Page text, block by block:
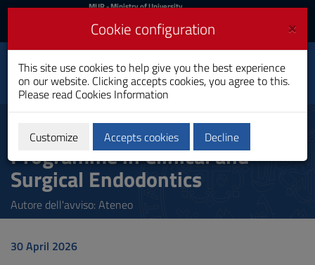
Skip
Content
to
site
navigation
Go
to
MIUR
Login
MUR- Ministry of University
Login UniCA News
Toggle
navigation
University of
Cagliari
2nd level Professional Master's
Programme in Clinical and
Surgical Endodontics
Autore dell'avviso: Ateneo
30 April 2026
×
Cookie configuration
This site use cookies to help give you the best experience
on our website. Clicking accepts cookies, you agree to this.
Please read Cookies Information
Customize Accepts cookies Decline